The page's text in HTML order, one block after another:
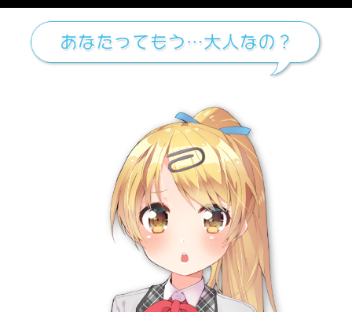
メニュー chobit(ちょび
すべてのカテゴリー から55%, 拘束 拷問の検索結果
PC版に切り替え
利用規約 個人情報の取扱い
コンプライアンスポリシー
カスタマーハラスメントに対する行動指針
ヘルプ
関連サービス
オンラインゲームサイト
にじGAME
クリエイター支援サイト 二次元コミュニティサイト